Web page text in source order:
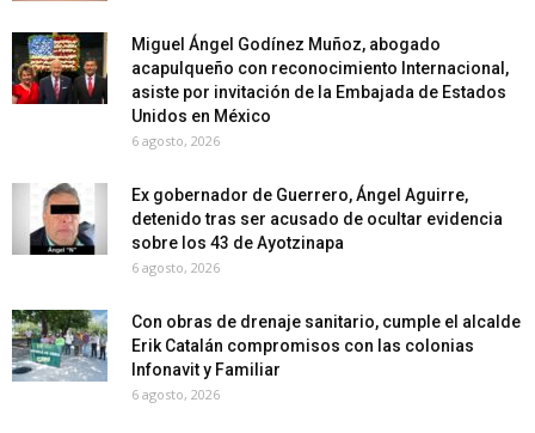
Miguel Ángel Godínez Muñoz, abogado
acapulqueño con reconocimiento Internacional,
asiste por invitación de la Embajada de Estados
Unidos en México
6 agosto, 2026
Ex gobernador de Guerrero, Ángel Aguirre,
detenido tras ser acusado de ocultar evidencia
sobre los 43 de Ayotzinapa
6 agosto, 2026
Con obras de drenaje sanitario, cumple el alcalde
Erik Catalán compromisos con las colonias
Infonavit y Familiar
6 agosto, 2026